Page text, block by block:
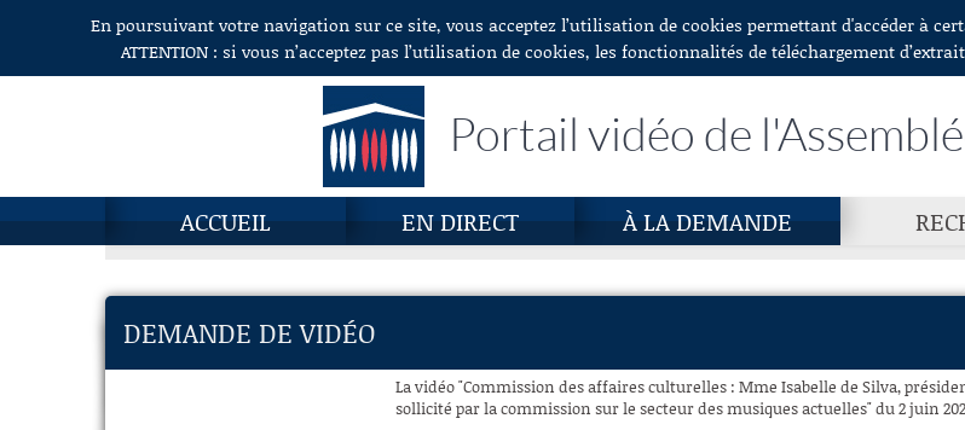
Aller au contenuEn poursuivant votre navigation sur ce site, vous acceptez l’utilisation de cookies permettant d'accéder à
ATTENTION : si vous n’acceptez pas l’utilisation de cookies, les fonctionnalités de téléchargement
Portail vidéo de
ACCUEIL EN DIRECT À LA DEMANDE
DEMANDE DE VIDÉO
La vidéo "Commission des affaires culturelles : Mme Isabelle de Silva,
sollicité par la commission sur le secteur des musiques actuelles" du 2 juin